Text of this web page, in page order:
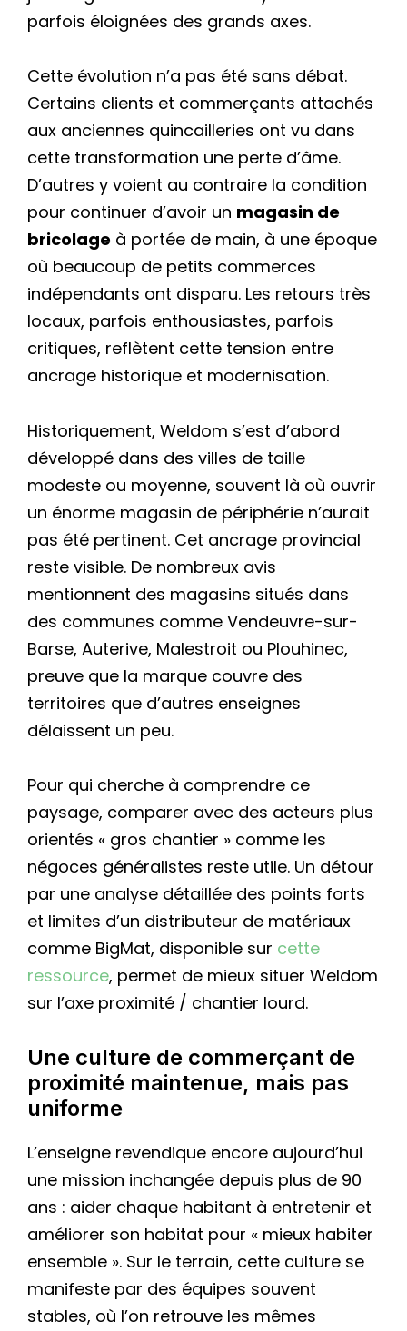
parfois éloignées des grands axes.
Cette évolution n’a pas été sans débat.
Certains clients et commerçants attachés
aux anciennes quincailleries ont vu dans
cette transformation une perte d’âme.
D’autres y voient au contraire la condition
pour continuer d’avoir un magasin de
bricolage à portée de main, à une époque
où beaucoup de petits commerces
indépendants ont disparu. Les retours très
locaux, parfois enthousiastes, parfois
critiques, reflètent cette tension entre
ancrage historique et modernisation.
Historiquement, Weldom s’est d’abord
développé dans des villes de taille
modeste ou moyenne, souvent là où ouvrir
un énorme magasin de périphérie n’aurait
pas été pertinent. Cet ancrage provincial
reste visible. De nombreux avis
mentionnent des magasins situés dans
des communes comme Vendeuvre-sur-
Barse, Auterive, Malestroit ou Plouhinec,
preuve que la marque couvre des
territoires que d’autres enseignes
délaissent un peu.
Pour qui cherche à comprendre ce
paysage, comparer avec des acteurs plus
orientés « gros chantier » comme les
négoces généralistes reste utile. Un détour
par une analyse détaillée des points forts
et limites d’un distributeur de matériaux
comme BigMat, disponible sur cette
ressource, permet de mieux situer Weldom
sur l’axe proximité / chantier lourd.
Une culture de commerçant de
proximité maintenue, mais pas
uniforme
L’enseigne revendique encore aujourd’hui
une mission inchangée depuis plus de 90
ans : aider chaque habitant à entretenir et
améliorer son habitat pour « mieux habiter
ensemble ». Sur le terrain, cette culture se
manifeste par des équipes souvent
stables, où l’on retrouve les mêmes